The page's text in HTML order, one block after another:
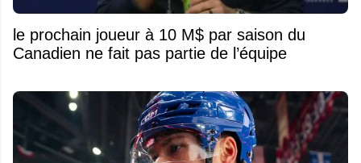
le prochain joueur à 10 M$ par saison du
Canadien ne fait pas partie de l’équipe